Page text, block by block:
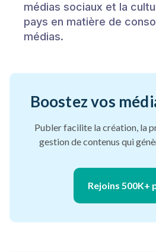
médias sociaux et la
pays en matière de
médias.
Boostez vos
Publer facilite la création, la
gestion de contenus qui
Rejoins 500K+